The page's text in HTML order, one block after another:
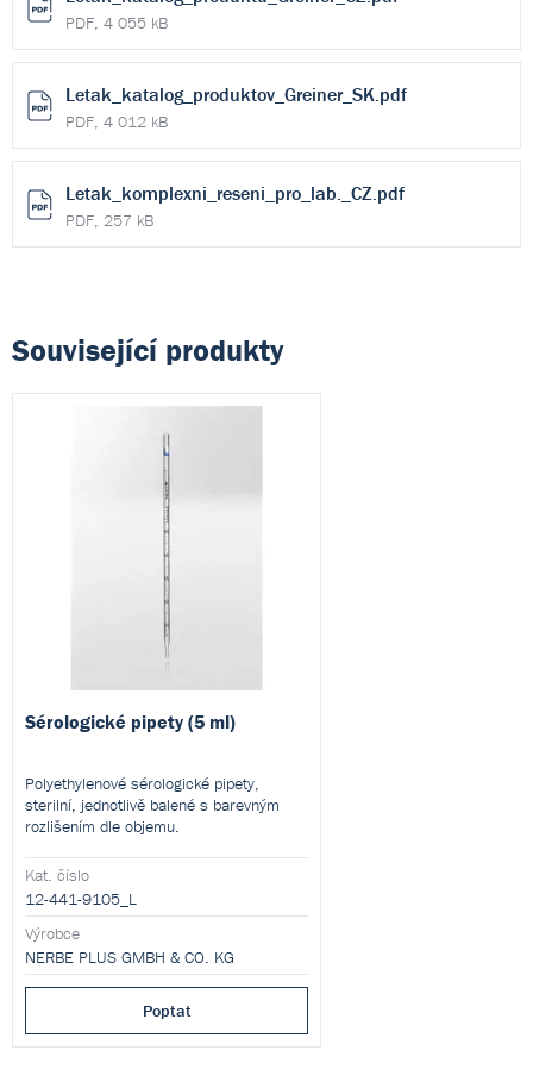
PDF, 4 055 kB
Letak_katalog_produktov_Greiner_SK.pdf
PDF, 4 012 kB
Letak_komplexni_reseni_pro_lab._CZ.pdf
PDF, 257 kB
Související produkty
Sérologické pipety (5 ml)
Polyethylenové sérologické pipety,
sterilní, jednotlivě balené s barevným
rozlišením dle objemu.
Kat. číslo
12-441-9105_L
Výrobce
NERBE PLUS GMBH & CO. KG
Poptat